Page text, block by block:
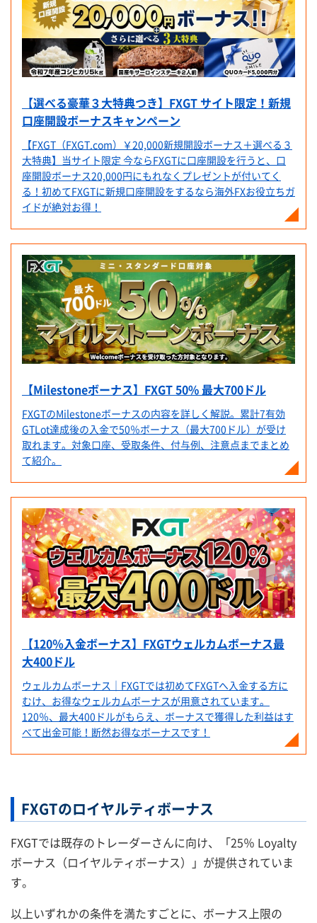
【選べる豪華３大特典つき】FXGT サイト限定！新規
口座開設ボーナスキャンペーン
【FXGT（FXGT.com）￥20,000新規開設ボーナス＋選べる３
大特典】当サイト限定 今ならFXGTに口座開設を行うと、口
座開設ボーナス20,000円にもれなくプレゼントが付いてく
る！初めてFXGTに新規口座開設をするなら海外FXお役立ちガ
イドが絶対お得！
【Milestoneボーナス】FXGT 50% 最大700ドル
FXGTのMilestoneボーナスの内容を詳しく解説。累計7有効
GTLot達成後の入金で50％ボーナス（最大700ドル）が受け
取れます。対象口座、受取条件、付与例、注意点までまとめ
て紹介。
【120％入金ボーナス】FXGTウェルカムボーナス最
大400ドル
ウェルカムボーナス｜FXGTでは初めてFXGTへ入金する方に
むけ、お得なウェルカムボーナスが用意されています。
120％、最大400ドルがもらえ、ボーナスで獲得した利益はす
べて出金可能！断然お得なボーナスです！
FXGTのロイヤルティボーナス
FXGTでは既存のトレーダーさんに向け、「25％ Loyalty
ボーナス（ロイヤルティボーナス）」が提供されていま
す。
以上いずれかの条件を満たすごとに、ボーナス上限の